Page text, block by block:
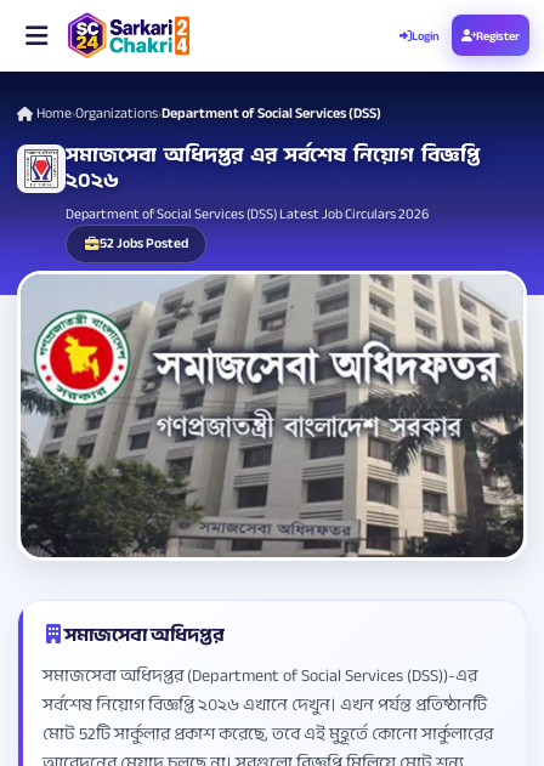
Login Register
Home›Organizations›Department of Social Services (DSS)
সমাজসেবা অধিদপ্তর এর সর্বশেষ নিয়োগ বিজ্ঞপ্তি
২০২৬
Department of Social Services (DSS) Latest Job Circulars 2026
52 Jobs Posted
সমাজসেবা অধিদপ্তর
সমাজসেবা অধিদপ্তর (Department of Social Services (DSS))-এর
সর্বশেষ নিয়োগ বিজ্ঞপ্তি ২০২৬ এখানে দেখুন। এখন পর্যন্ত প্রতিষ্ঠানটি
মোট 52টি সার্কুলার প্রকাশ করেছে, তবে এই মুহূর্তে কোনো সার্কুলারের